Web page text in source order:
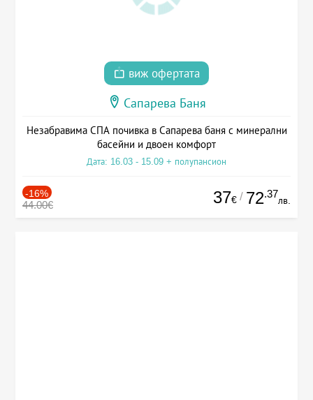
виж офертата
Сапарева Баня
Незабравима СПА почивка в Сапарева баня с минерални
басейни и двоен комфорт
Дата: 16.03 - 15.09 + полупансион
-16%
44.00€ 37€ / 72.37
лв.